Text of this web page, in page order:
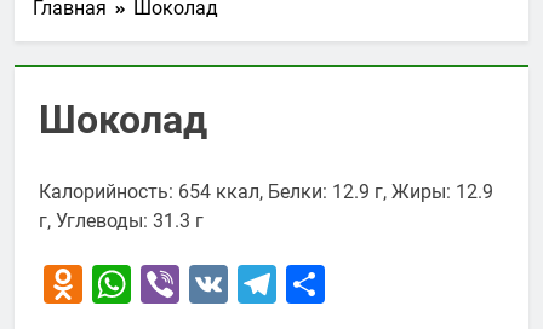
Главная Шоколад
Шоколад
Калорийность: 654 ккал, Белки: 12.9 г, Жиры: 12.9
г, Углеводы: 31.3 г
Odnoklassniki
WhatsApp
Viber
VK Telegram